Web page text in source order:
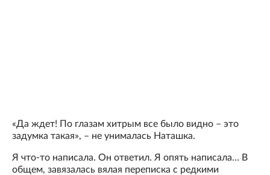
«Да ждет! По глазам хитрым все было видно – это
задумка такая», – не унималась Наташка.
Я что-то написала. Он ответил. Я опять написала… В
общем, завязалась вялая переписка с редкими